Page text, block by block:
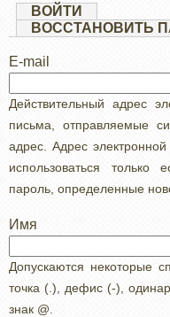
Главные
вкладки
ВОЙТИ
ВОССТАНОВИТЬ
E-
Действительный адрес
письма, отправляемые
адрес. Адрес
использоваться
пароль, определенные
Имя
Допускаются некоторые
точка (.), дефис (-),
знак @.